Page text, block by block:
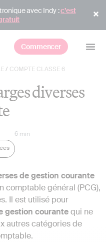
avec Indy :c’est
Commencer
/ COMPTE CLASSE 6
diverses
6 min
de gestion courante
comptable général (PCG),
Il est utilisé pour
gestion courantequi ne
autres catégories de